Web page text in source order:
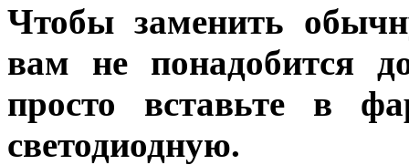
Чтобы заменить
вам не понадобится
просто вставьте в
светодиодную.